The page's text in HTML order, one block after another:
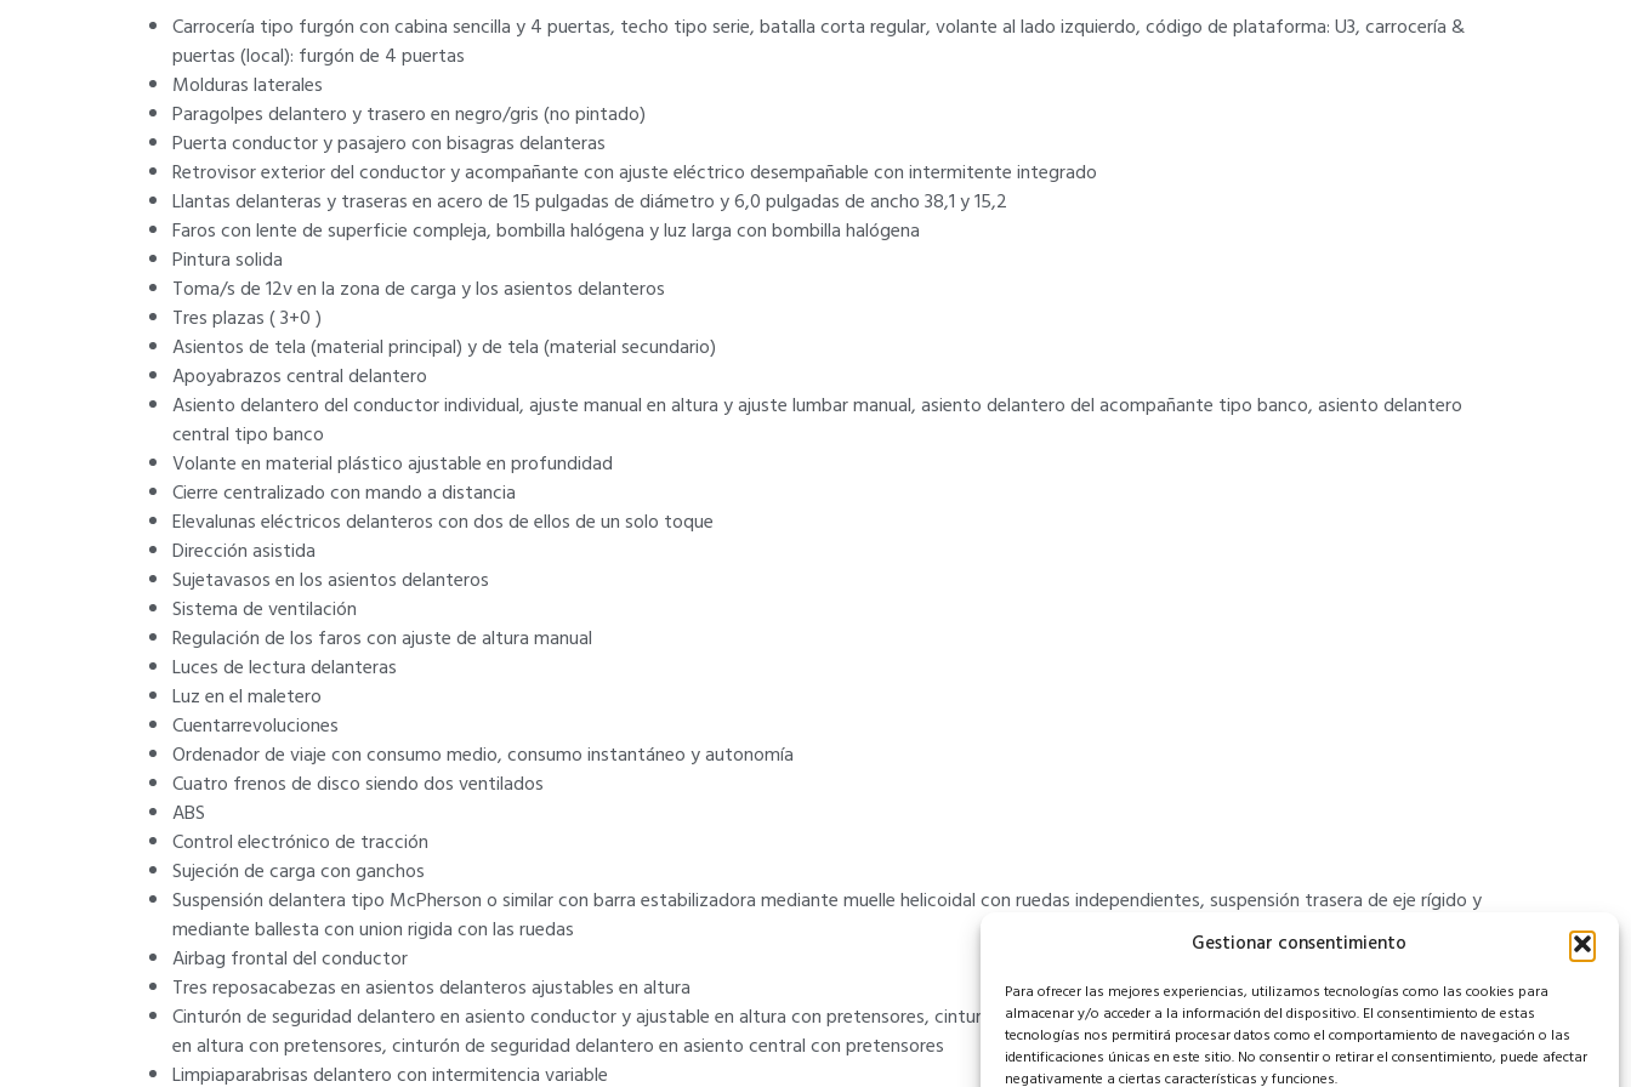
Gestionar consentimiento
Para ofrecer las mejores experiencias, utilizamos tecnologías como las cookies para
almacenar y/o acceder a la información del dispositivo. El consentimiento de estas
tecnologías nos permitirá procesar datos como el comportamiento de navegación o las
identificaciones únicas en este sitio. No consentir o retirar el consentimiento, puede afectar
negativamente a ciertas características y funciones.
Carrocería tipo furgón con cabina sencilla y 4 puertas, techo tipo serie, batalla corta regular, volante al lado izquierdo, código de plataforma: U3, carrocería &
puertas (local): furgón de 4 puertas
Molduras laterales
Paragolpes delantero y trasero en negro/gris (no pintado)
Puerta conductor y pasajero con bisagras delanteras
Retrovisor exterior del conductor y acompañante con ajuste eléctrico desempañable con intermitente integrado
Llantas delanteras y traseras en acero de 15 pulgadas de diámetro y 6,0 pulgadas de ancho 38,1 y 15,2
Faros con lente de superficie compleja, bombilla halógena y luz larga con bombilla halógena
Pintura solida
Toma/s de 12v en la zona de carga y los asientos delanteros
Tres plazas ( 3+0 )
Asientos de tela (material principal) y de tela (material secundario)
Apoyabrazos central delantero
Asiento delantero del conductor individual, ajuste manual en altura y ajuste lumbar manual, asiento delantero del acompañante tipo banco, asiento delantero
central tipo banco
Volante en material plástico ajustable en profundidad
Cierre centralizado con mando a distancia
Elevalunas eléctricos delanteros con dos de ellos de un solo toque
Dirección asistida
Sujetavasos en los asientos delanteros
Sistema de ventilación
Regulación de los faros con ajuste de altura manual
Luces de lectura delanteras
Luz en el maletero
Cuentarrevoluciones
Ordenador de viaje con consumo medio, consumo instantáneo y autonomía
Cuatro frenos de disco siendo dos ventilados
ABS
Control electrónico de tracción
Sujeción de carga con ganchos
Suspensión delantera tipo McPherson o similar con barra estabilizadora mediante muelle helicoidal con ruedas independientes, suspensión trasera de eje rígido y
mediante ballesta con union rigida con las ruedas
Airbag frontal del conductor
Tres reposacabezas en asientos delanteros ajustables en altura
Cinturón de seguridad delantero en asiento conductor y ajustable en altura con pretensores, cinturón de seguridad delantero en asiento acompañante y ajustable
en altura con pretensores, cinturón de seguridad delantero en asiento central con pretensores
Limpiaparabrisas delantero con intermitencia variable